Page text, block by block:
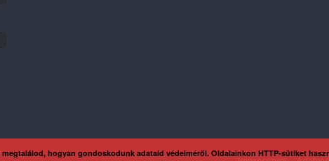
hogyan gondoskodunk adataid védelméről. Oldalainkon HTTP-sütiket